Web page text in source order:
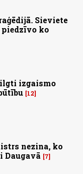
Sieviete
ko
izgaismo
12
nezina, ko
Daugavā
7